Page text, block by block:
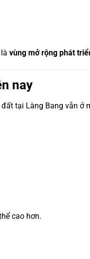
vùng mở rộng phát
nay
tại Làng Bang vẫn ở
cao hơn.